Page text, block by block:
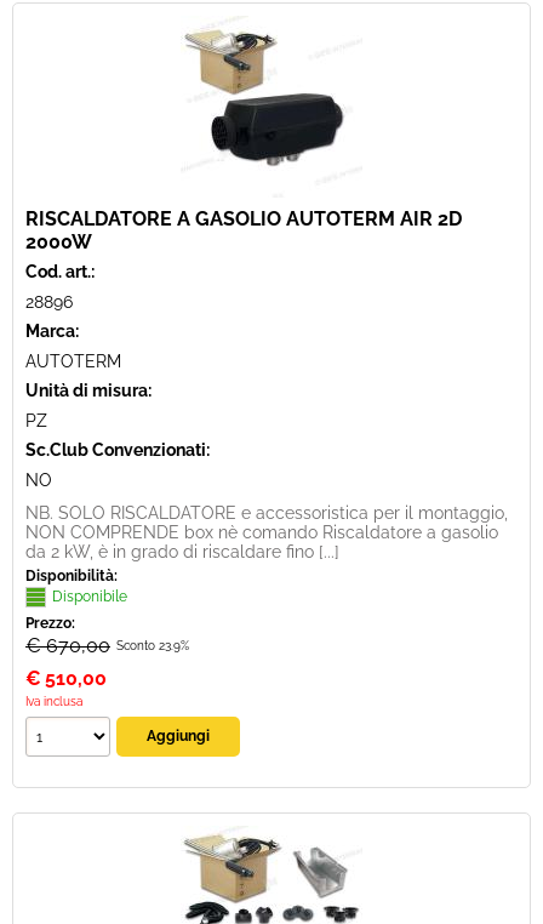
RISCALDATORE A GASOLIO AUTOTERM AIR 2D
2000W
Cod. art.:
28896
Marca:
AUTOTERM
Unità di misura:
PZ
Sc.Club Convenzionati:
NO
NB. SOLO RISCALDATORE e accessoristica per il montaggio,
NON COMPRENDE box nè comando Riscaldatore a gasolio
da 2 kW, è in grado di riscaldare fino [...]
Disponibilità:
Disponibile
Prezzo:
€ 670,00 Sconto 23.9%
€ 510,00
Iva inclusa